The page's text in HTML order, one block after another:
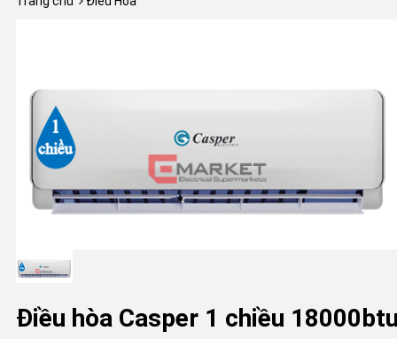
Điều hòa Casper 1 chiều